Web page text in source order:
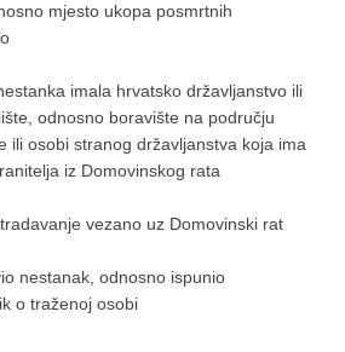
mjesto ukopa posmrtnih
imala hrvatsko državljanstvo ili
odnosno boravište na području
ili osobi stranog državljanstva koja ima
iz Domovinskog rata
vezano uz Domovinski rat
nestanak, odnosno ispunio
o traženoj osobi